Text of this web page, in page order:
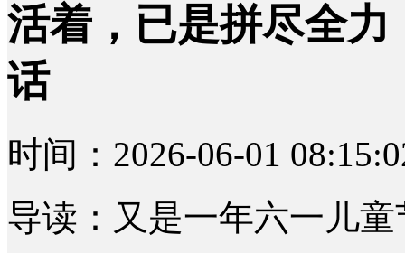
活着，已是拼尽全
话
时间：2026-06-01
导读：又是一年六一儿童